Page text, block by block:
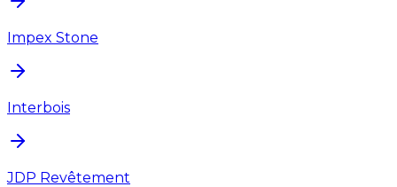
Impex Stone
Interbois
JDP Revêtement